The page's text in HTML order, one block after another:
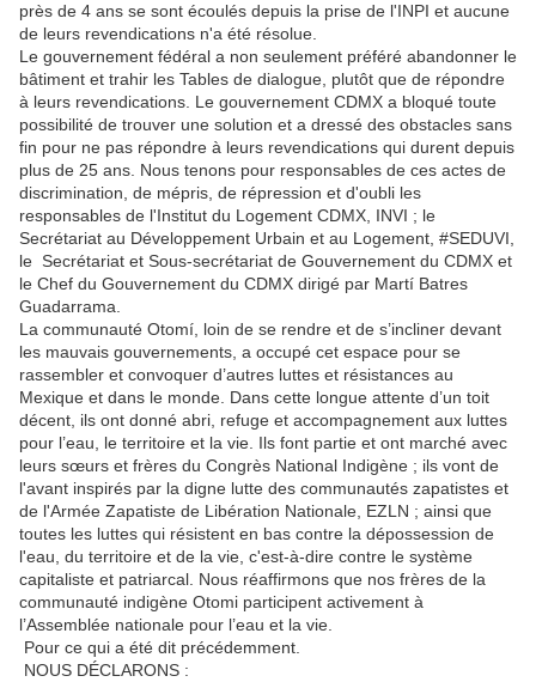
près de 4 ans se sont écoulés depuis la prise de l'INPI et aucune
de leurs revendications n'a été résolue.
Le gouvernement fédéral a non seulement préféré abandonner le
bâtiment et trahir les Tables de dialogue, plutôt que de répondre
à leurs revendications. Le gouvernement CDMX a bloqué toute
possibilité de trouver une solution et a dressé des obstacles sans
fin pour ne pas répondre à leurs revendications qui durent depuis
plus de 25 ans. Nous tenons pour responsables de ces actes de
discrimination, de mépris, de répression et d'oubli les
responsables de l'Institut du Logement CDMX, INVI ; le
Secrétariat au Développement Urbain et au Logement, #SEDUVI,
le Secrétariat et Sous-secrétariat de Gouvernement du CDMX et
le Chef du Gouvernement du CDMX dirigé par Martí Batres
Guadarrama.
La communauté Otomí, loin de se rendre et de s’incliner devant
les mauvais gouvernements, a occupé cet espace pour se
rassembler et convoquer d’autres luttes et résistances au
Mexique et dans le monde. Dans cette longue attente d’un toit
décent, ils ont donné abri, refuge et accompagnement aux luttes
pour l’eau, le territoire et la vie. Ils font partie et ont marché avec
leurs sœurs et frères du Congrès National Indigène ; ils vont de
l'avant inspirés par la digne lutte des communautés zapatistes et
de l'Armée Zapatiste de Libération Nationale, EZLN ; ainsi que
toutes les luttes qui résistent en bas contre la dépossession de
l'eau, du territoire et de la vie, c'est-à-dire contre le système
capitaliste et patriarcal. Nous réaffirmons que nos frères de la
communauté indigène Otomi participent activement à
l’Assemblée nationale pour l’eau et la vie.
Pour ce qui a été dit précédemment.
NOUS DÉCLARONS :